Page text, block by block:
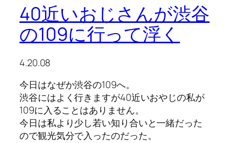
40近いおじさんが渋谷
の109に行って浮く
4.20.08
今日はなぜか渋谷の109へ。
渋谷にはよく行きますが40近いおやじの私が
109に入ることはありません。
今日は私より少し若い知り合いと一緒だった
ので観光気分で入ったのだった。